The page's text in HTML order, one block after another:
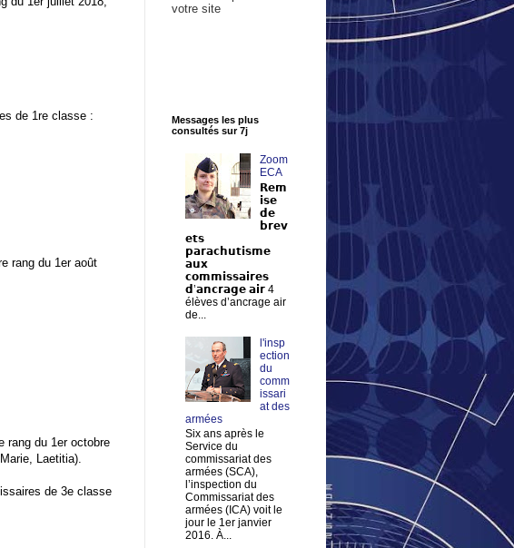
de 1re classe :
rang du 1er août
rang du 1er octobre
Laetitia).
de 3e classe
votre site
Messages les plus
consultés sur 7j
Zoom
ECA
𝗥𝗲𝗺
𝗶𝘀𝗲
𝗱𝗲
𝗯𝗿𝗲𝘃
𝗲𝘁𝘀
𝗽𝗮𝗿𝗮𝗰𝗵𝘂𝘁𝗶𝘀𝗺𝗲
𝗮𝘂𝘅
𝗰𝗼𝗺𝗺𝗶𝘀𝘀𝗮𝗶𝗿𝗲𝘀
𝗱’𝗮𝗻𝗰𝗿𝗮𝗴𝗲 𝗮𝗶𝗿 4
élèves d’ancrage air
de...
l'insp
ection
du
comm
issari
at des
armées
Six ans après le
Service du
commissariat des
armées (SCA),
l’inspection du
Commissariat des
armées (ICA) voit le
jour le 1er janvier
2016. À...